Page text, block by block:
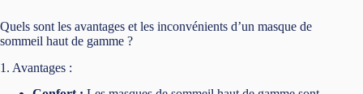
Quels sont les avantages et les inconvénients d’un masque de
sommeil haut de gamme ?
1. Avantages :